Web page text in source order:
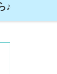
♪